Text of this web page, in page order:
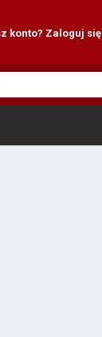
konto? Zaloguj się